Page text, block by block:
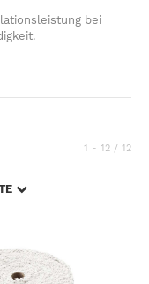
bei
1 - 12 / 12